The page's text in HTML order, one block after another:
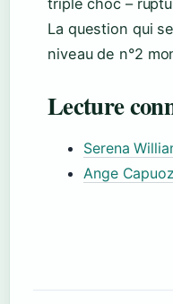
La question qui
niveau de n°2
Lecture
Serena
Ange